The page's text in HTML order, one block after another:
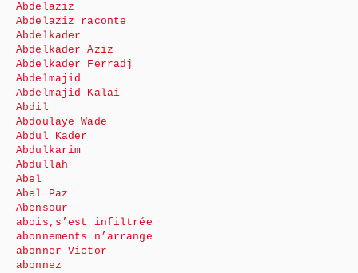
Abdelaziz
Abdelaziz raconte
Abdelkader
Abdelkader Aziz
Abdelkader Ferradj
Abdelmajid
Abdelmajid Kalai
Abdil
Abdoulaye Wade
Abdul Kader
Abdulkarim
Abdullah
Abel
Abel Paz
Abensour
abois,s’est infiltrée
abonnements n’arrange
abonner Victor
abonnez